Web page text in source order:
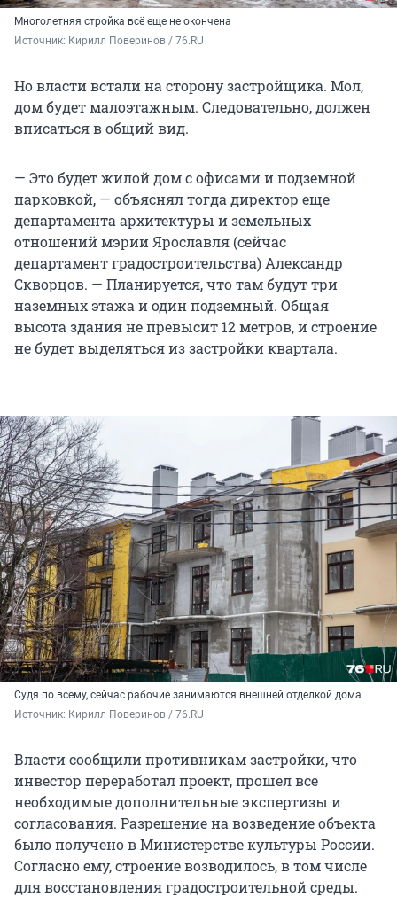
Многолетняя стройка всё еще не окончена
Источник: Кирилл Поверинов / 76.RU
Но власти встали на сторону застройщика. Мол,
дом будет малоэтажным. Следовательно, должен
вписаться в общий вид.
— Это будет жилой дом с офисами и подземной
парковкой, — объяснял тогда директор еще
департамента архитектуры и земельных
отношений мэрии Ярославля (сейчас
департамент градостроительства) Александр
Скворцов. — Планируется, что там будут три
наземных этажа и один подземный. Общая
высота здания не превысит 12 метров, и строение
не будет выделяться из застройки квартала.
Судя по всему, сейчас рабочие занимаются внешней отделкой дома
Источник: Кирилл Поверинов / 76.RU
Власти сообщили противникам застройки, что
инвестор переработал проект, прошел все
необходимые дополнительные экспертизы и
согласования. Разрешение на возведение объекта
было получено в Министерстве культуры России.
Согласно ему, строение возводилось, в том числе
для восстановления градостроительной среды.